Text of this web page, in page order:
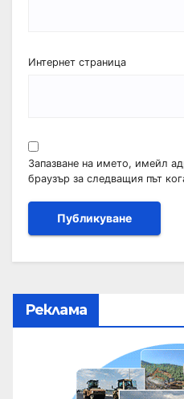
Интернет страница
Запазване на името, имейл
браузър за следващия път
Реклама